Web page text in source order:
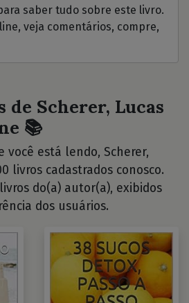
saber tudo sobre este livro.
veja comentários, compre,
Scherer, Lucas
📚
você está lendo, Scherer,
livros cadastrados conosco.
do(a) autor(a), exibidos
dos usuários.